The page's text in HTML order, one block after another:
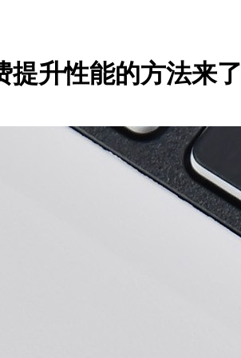
提升性能的方法来了